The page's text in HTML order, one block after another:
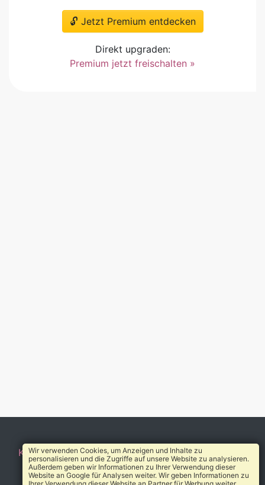
🔓 Jetzt Premium entdecken
Direkt upgraden:
Premium jetzt freischalten »
Kontakt AGB Impressum Datenschutz
© 2010-2026 Heilverzeichnis®
Wir verwenden Cookies, um Anzeigen und Inhalte zu
personalisieren und die Zugriffe auf unsere Website zu analysieren.
Außerdem geben wir Informationen zu Ihrer Verwendung dieser
Website an Google für Analysen weiter. Wir geben Informationen zu